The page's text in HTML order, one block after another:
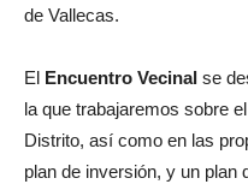
de Vallecas.
El Encuentro Vecinal se
la que trabajaremos sobre
Distrito, así como en las
plan de inversión, y un plan